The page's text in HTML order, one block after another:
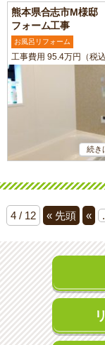
熊本県合志市M様邸
フォーム工事
お風呂リフォーム
工事費用 95.4万円（税込
続き
4 / 12 « 先頭 «